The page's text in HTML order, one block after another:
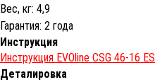
Вес, кг: 4,9
Гарантия: 2 года
Инструкция
Инструкция EVOline CSG 46-16 ES
Деталировка